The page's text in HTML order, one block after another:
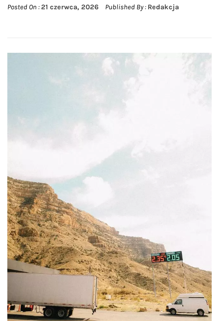
Posted On :21 czerwca, 2026 Published By : Redakcja